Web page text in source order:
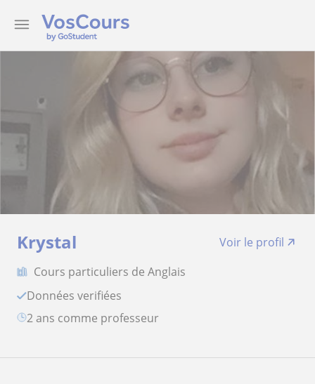
Krystal
Voir le profil
Cours particuliers de Anglais
Données verifiées
2 ans comme professeur